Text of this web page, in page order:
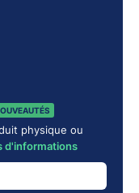
physique ou
d'informations